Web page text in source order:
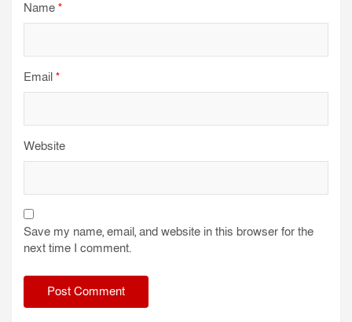
Name *
Email *
Website
Save my name, email, and website in this browser for the
next time I comment.